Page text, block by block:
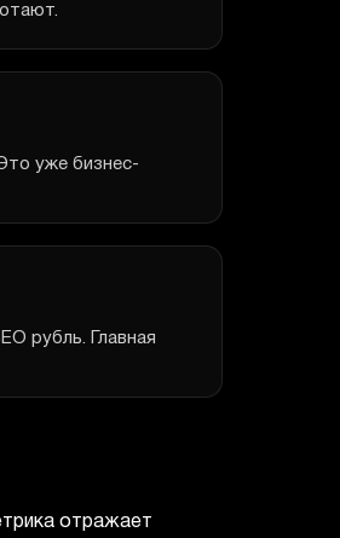
уже бизнес-
рубль. Главная
отражает